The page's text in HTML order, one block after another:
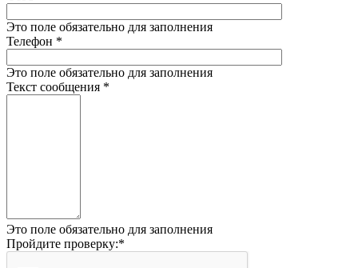
Это поле обязательно для заполнения
Телефон *
Это поле обязательно для заполнения
Текст сообщения *
Это поле обязательно для заполнения
Пройдите проверку:*